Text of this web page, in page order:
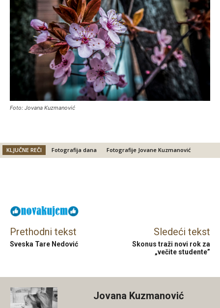
Foto: Jovana Kuzmanović
KLJUČNE REČI Fotografija dana Fotografije Jovane Kuzmanović
Prethodni tekst
Sveska Tare Nedović
Sledeći tekst
Skonus traži novi rok za
„večite studente”
Jovana Kuzmanović